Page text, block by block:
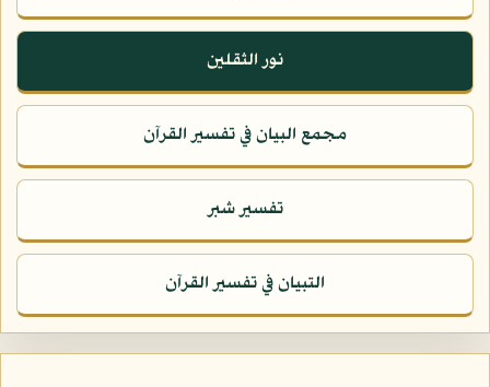
نور الثقلين
مجمع البيان في تفسير القرآن
تفسير شبر
التبيان في تفسير القرآن